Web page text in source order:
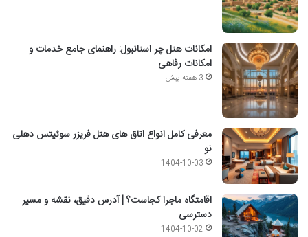
امکانات هتل چر استانبول: راهنمای جامع خدمات و
امکانات رفاهی
3 هفته پیش
معرفی کامل انواع اتاق های هتل فریزر سوئیتس دهلی
نو
1404-10-03
اقامتگاه ماجرا کجاست؟ | آدرس دقیق، نقشه و مسیر
دسترسی
1404-10-02